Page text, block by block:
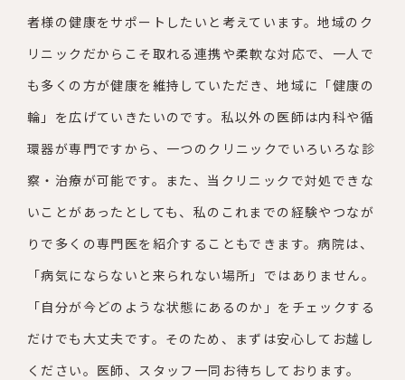
者様の健康をサポートしたいと考えています。地域のク
リニックだからこそ取れる連携や柔軟な対応で、一人で
も多くの方が健康を維持してい ただき、地域に「健康の
輪」を広げていきたいのです。私以外の医師は内科や循
環器が専門ですから、一つのクリニックでいろいろな 診
察・治療が可能です。また、当クリニックで対処できな
いことが あったとしても、私のこれまでの経験やつなが
りで多くの専門医を紹介することもできます。病院は、
「病気にならないと来られない場所」ではありません。
「自分が今どのような状態にあるのか」を チェックする
だけでも大丈夫です。そのため、まずは安心してお越 し
ください。医師、スタッフ一同お待ちしております。